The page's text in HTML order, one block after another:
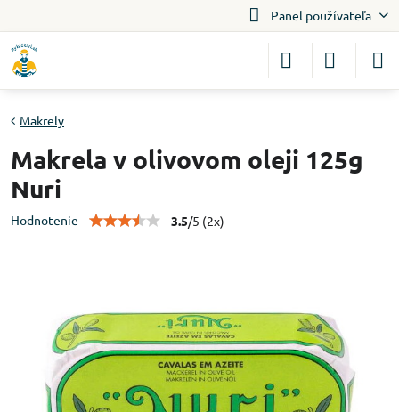
Panel používateľa
Makrely
Makrela v olivovom oleji 125g
Nuri
Hodnotenie 3.5/5 (2x)